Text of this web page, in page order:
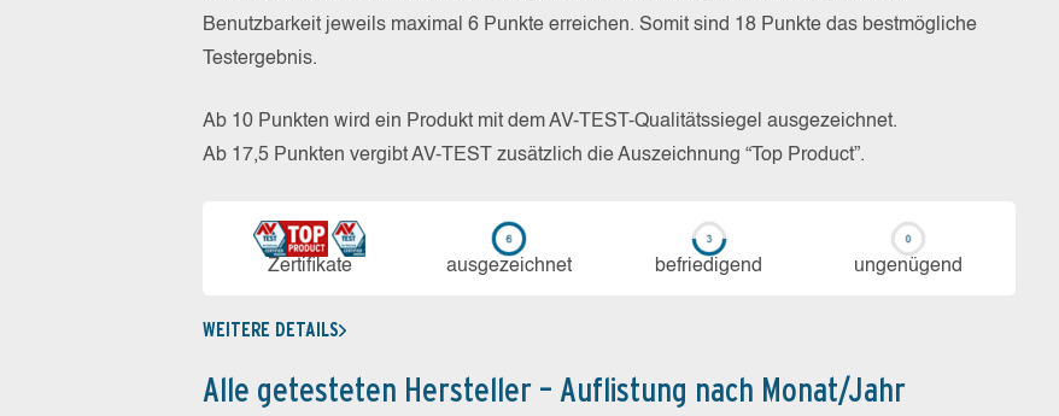
Benutzbarkeit jeweils maximal 6 Punkte erreichen. Somit sind 18 Punkte das bestmögliche
Testergebnis.
Ab 10 Punkten wird ein Produkt mit dem AV-TEST-Qualitätssiegel ausgezeichnet.
Ab 17,5 Punkten vergibt AV-TEST zusätzlich die Auszeichnung “Top Product”.
Zerti­fikate aus­ge­zeich­net be­frie­di­gend un­ge­nü­gend
WEITERE DETAILS
Alle getesteten Hersteller – Auflistung nach Monat/Jahr